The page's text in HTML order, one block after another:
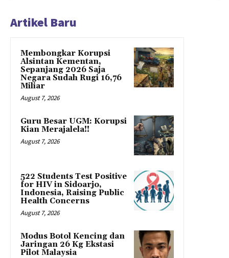
Artikel Baru
Membongkar Korupsi
Alsintan Kementan,
Sepanjang 2026 Saja
Negara Sudah Rugi 16,76
Miliar
August 7, 2026
Guru Besar UGM: Korupsi
Kian Merajalela!!
August 7, 2026
522 Students Test Positive
for HIV in Sidoarjo,
Indonesia, Raising Public
Health Concerns
August 7, 2026
Modus Botol Kencing dan
Jaringan 26 Kg Ekstasi
Pilot Malaysia